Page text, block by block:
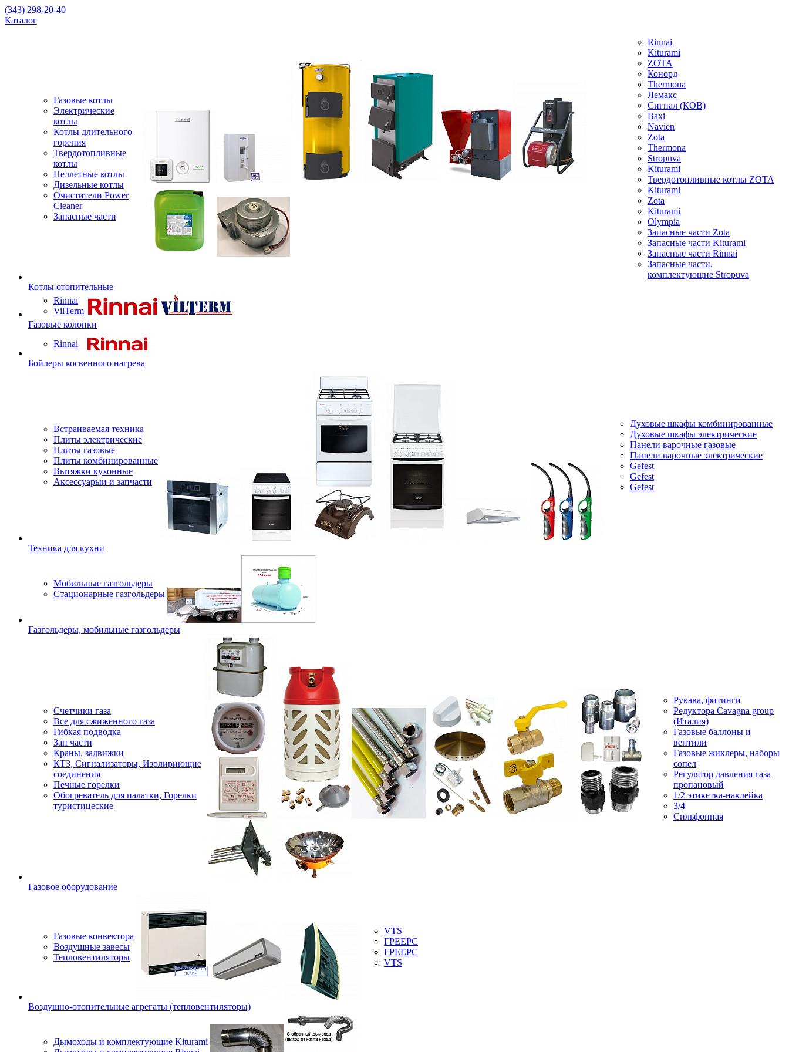
(343) 298-20-40
Каталог
Газовые котлы
Электрические
котлы
Котлы длительного
горения
Твердотопливные
котлы
Пеллетные котлы
Дизельные котлы
Очистители Power
Cleaner
Запасные части
Rinnai
Kiturami
ZOTA
Конорд
Thermona
Лемакс
Сигнал (КОВ)
Baxi
Navien
Zota
Thermona
Stropuva
Kiturami
Твердотопливные котлы ZOTA
Kiturami
Zota
Kiturami
Olympia
Запасные части Zota
Запасные части Kiturami
Запасные части Rinnai
Запасные части,
комплектующие Stropuva
Котлы отопительные
Rinnai
VilTerm
Газовые колонки
Rinnai
Бойлеры косвенного нагрева
Встраиваемая техника
Плиты электрические
Плиты газовые
Плиты комбинированные
Вытяжки кухонные
Аксессуарыи и запчасти
Духовые шкафы комбинированные
Духовые шкафы электрические
Панели варочные газовые
Панели варочные электрические
Gefest
Gefest
Gefest
Техника для кухни
Мобильные газгольдеры
Стационарные газгольдеры
Газгольдеры, мобильные газгольдеры
Счетчики газа
Все для сжиженного газа
Гибкая подводка
Зап части
Краны, задвижки
КТЗ, Сигнализаторы, Изолириющие
соединения
Печные горелки
Обогреватель для палатки, Горелки
туристицеские
Рукава, фитинги
Редуктора Cavagna group
(Италия)
Газовые баллоны и
вентили
Газовые жиклеры, наборы
сопел
Регулятор давления газа
пропановый
1/2 этикетка-наклейка
3/4
Сильфонная
Газовое оборудование
Газовые конвектора
Воздушные завесы
Тепловентиляторы
VTS
ГРЕЕРС
ГРЕЕРС
VTS
Воздушно-отопительные агрегаты (тепловентиляторы)
Дымоходы и комплектующие Kiturami